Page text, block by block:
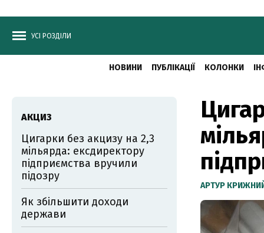
УСІ РОЗДІЛИ
НОВИНИ ПУБЛІКАЦІЇ КОЛОНКИ
АРТУР
АКЦИЗ
Цигарки без акцизу на 2,3
мільярда: ексдиректору
підприємства вручили
підозру
Як збільшити доходи
держави